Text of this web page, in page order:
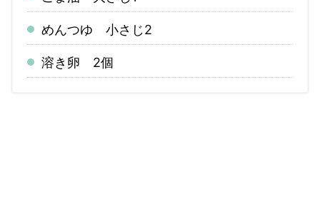
めんつゆ 小さじ2
溶き卵 2個